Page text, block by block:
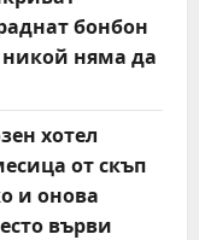
бонбон
няма да
хотел
от скъп
и онова
върви